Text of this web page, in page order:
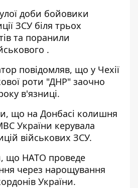
доби бойовики
ЗСУ біля трьох
та поранили
.
повідомляв, що у Чехії
роти "ДНР" заочно
в'язниці.
що на Донбасі колишня
України керувала
військових ЗСУ.
що НАТО проведе
через нарощування
України.